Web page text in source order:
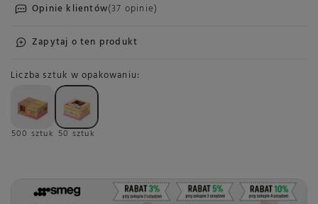
Opinie klientów(37 opinie)
Zapytaj o ten produkt
Liczba sztuk w opakowaniu
500 sztuk 50 sztuk